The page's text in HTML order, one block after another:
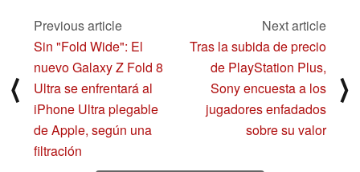
⟨
Previous article
Sin "Fold Wide": El
nuevo Galaxy Z Fold 8
Ultra se enfrentará al
iPhone Ultra plegable
de Apple, según una
filtración
Next article
Tras la subida de precio
de PlayStation Plus,
Sony encuesta a los
jugadores enfadados
sobre su valor
⟩